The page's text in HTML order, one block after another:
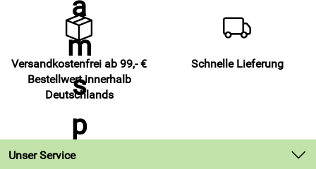
strapazierfähig bei perfekter Passform
DetailsStrumpfstutzen PAT 905 von Patrick Sport -
97 % Polyamid
elastischen Verstärkung für perfekte Passform
Hersteller Logo im Schienbeinbereich
moderne, feine Designstreifen über und unter dem Logo
Versandkostenfrei ab 99,- €
Bestellwert innerhalb
Deutschlands
Schnelle Lieferung
Unser Service